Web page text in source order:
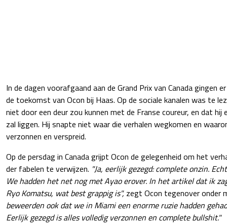
In de dagen voorafgaand aan de Grand Prix van Canada gingen
de toekomst van Ocon bij Haas. Op de sociale kanalen was te
niet door een deur zou kunnen met de Franse coureur, en dat
zal liggen. Hij snapte niet waar die verhalen wegkomen en
verzonnen en verspreid.
Op de persdag in Canada grijpt Ocon de gelegenheid om het
der fabelen te verwijzen. "Ja, eerlijk gezegd: complete onzin.
We hadden het net nog met Ayao erover. In het artikel dat ik
Ryo Komatsu, wat best grappig is", zegt Ocon tegenover onder
beweerden ook dat we in Miami een enorme ruzie hadden
Eerlijk gezegd is alles volledig verzonnen en complete bullshit."